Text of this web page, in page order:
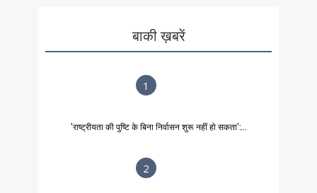
बाकी ख़बरें
1
'राष्ट्रीयता की पुष्टि के बिना निर्वासन शुरू नहीं हो सकता':...
2